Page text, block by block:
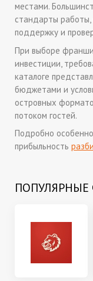
местами.
стандарты работы,
поддержку и
При выборе
инвестиции,
каталоге
бюджетами и
островных
потоком гостей.
Подробно
прибыльность